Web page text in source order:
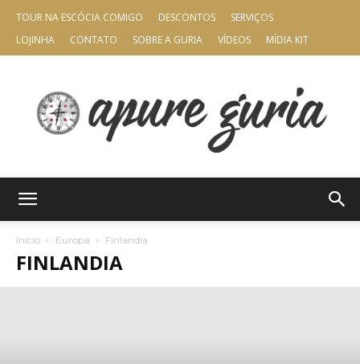
TOUR NA ESCÓCIA COMIGO DESCONTOS
SERVIÇOS
LOJINHA
CONTATO SOBRE A GURIA VÍDEOS MÍDIA KIT
Guria
Início Europa Finlandia
FINLANDIA